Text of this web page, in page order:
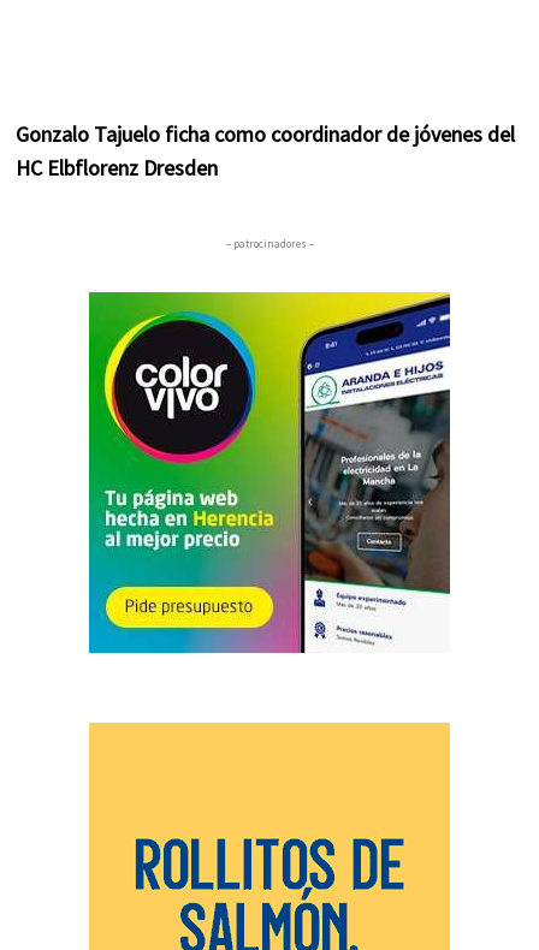
Gonzalo Tajuelo ficha como coordinador de jóvenes del
HC Elbflorenz Dresden
– patrocinadores –